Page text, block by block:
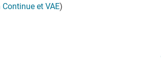
Continue et VAE)